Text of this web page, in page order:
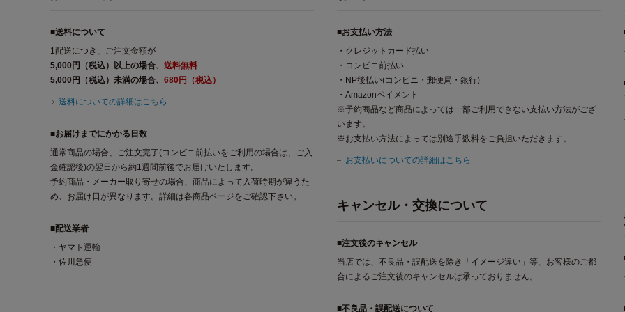
■送料について
1配送につき、ご注文金額が
5,000円（税込）以上の場合、 送料無料
5,000円（税込）未満の場合、 680円（税込）
送料についての詳細はこちら
■お届けまでにかかる日数
通常商品の場合、ご注文完了(コンビニ前払いをご利用の場合は、ご入
金確認後)の翌日から約1週間前後でお届けいたします。
予約商品・メーカー取り寄せの場合、商品によって入荷時期が違うた
め、お届け日が異なります。詳細は各商品ページをご確認下さい。
■配送業者
・ヤマト運輸
・佐川急便
■お支払い方法
・クレジットカード払い
・コンビニ前払い
・NP後払い(コンビニ・郵便局・銀行)
・Amazonペイメント
※予約商品など商品によっては一部ご利用できない支払い方法がござ
います。
※お支払い方法によっては別途手数料をご負担いただきます。
お支払いについての詳細はこちら
キャンセル・交換について
■注文後のキャンセル
当店では、不良品・誤配送を除き「イメージ違い」等、お客様のご都
合によるご注文後のキャンセルは承っておりません。
■不良品・誤配送について